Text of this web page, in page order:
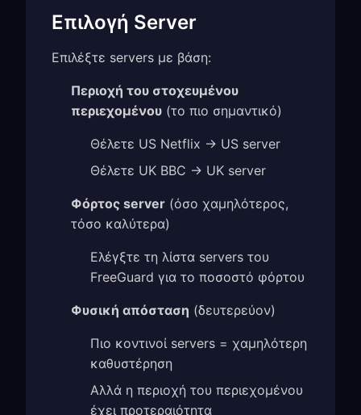
Επιλογή Server
Επιλέξτε servers με βάση:
Περιοχή του στοχευμένου
περιεχομένου (το πιο σημαντικό)
Θέλετε US Netflix → US server
Θέλετε UK BBC → UK server
Φόρτος server (όσο χαμηλότερος,
τόσο καλύτερα)
Ελέγξτε τη λίστα servers του
FreeGuard για το ποσοστό φόρτου
Φυσική απόσταση (δευτερεύον)
Πιο κοντινοί servers = χαμηλότερη
καθυστέρηση
Αλλά η περιοχή του περιεχομένου
έχει προτεραιότητα